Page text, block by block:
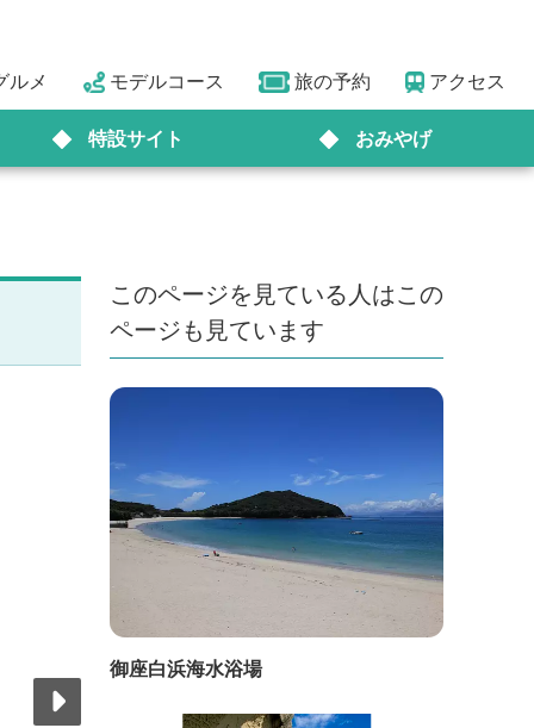
ルメ モデルコース 旅の予約 アクセス
特設サイト おみやげ
このページを見ている人はこの
ページも見ています
御座白浜海水浴場